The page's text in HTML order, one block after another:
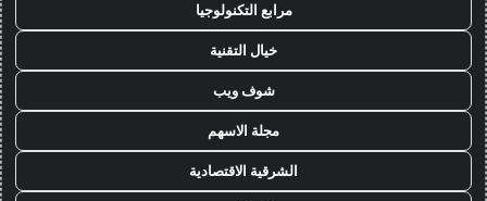
مرابع التكنولوجيا
خيال التقنية
شوف ويب
مجلة الاسهم
الشرقية الاقتصادية